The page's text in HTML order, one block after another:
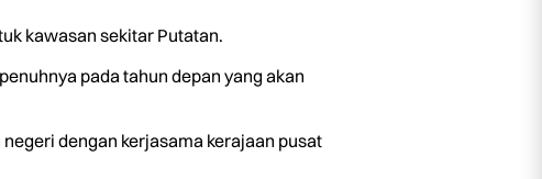
kawasan sekitar Putatan.
pada tahun depan yang akan
dengan kerjasama kerajaan pusat